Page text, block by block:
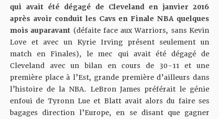
qui avait été dégagé de Cleveland en janvier 2016
après avoir conduit les Cavs en Finale NBA quelques
mois auparavant (défaite face aux Warriors, sans Kevin
Love et avec un Kyrie Irving présent seulement un
match en Finales), le mec qui avait été dégagé de
Cleveland avec un bilan en cours de 30-11 et une
première place à l’Est, grande première d’ailleurs dans
l’histoire de la NBA. LeBron James préférait le génie
enfoui de Tyronn Lue et Blatt avait alors du faire ses
bagages direction l’Europe, en se disant que gagner